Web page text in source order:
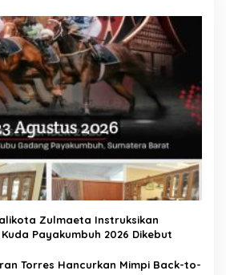
Zulmaeta Instruksikan
Payakumbuh 2026 Dikebut
Torres Hancurkan Mimpi Back-to-